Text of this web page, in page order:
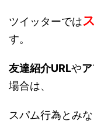
ツイッターでは
す。
友達紹介URLや
場合は、
スパム行為とみ